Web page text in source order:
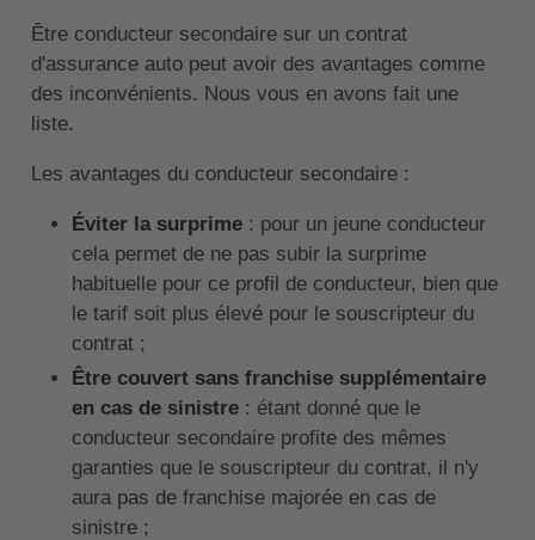
Être conducteur secondaire sur un contrat
d'assurance auto peut avoir des avantages comme
des inconvénients. Nous vous en avons fait une
liste.
Les avantages du conducteur secondaire :
Éviter la surprime: pour un jeune conducteur
cela permet de ne pas subir la surprime
habituelle pour ce profil de conducteur, bien que
le tarif soit plus élevé pour le souscripteur du
contrat ;
Être couvert sans franchise supplémentaire
en cas de sinistre: étant donné que le
conducteur secondaire profite des mêmes
garanties que le souscripteur du contrat, il n'y
aura pas de franchise majorée en cas de
sinistre ;